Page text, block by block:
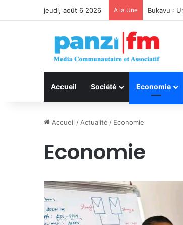
jeudi, août 6 2026 A la Une Kivu :
Accueil Société Economie
Accueil / Actualité / Economie
Economie